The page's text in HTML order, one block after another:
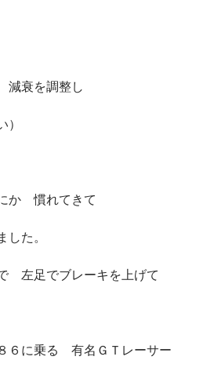
減衰を調整し
か 慣れてきて
た。
左足でブレーキを上げて
に乗る 有名ＧＴレーサー